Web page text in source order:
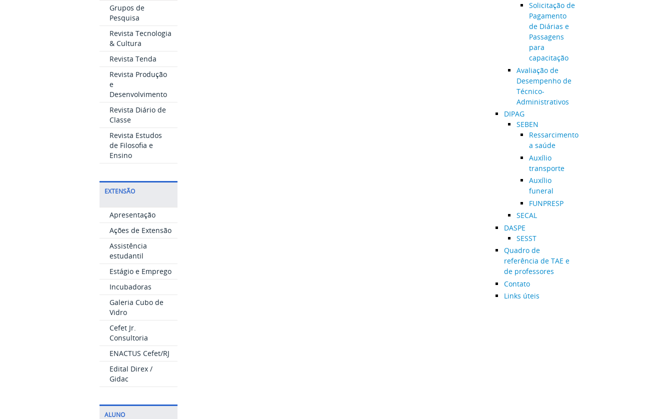
Grupos de
Pesquisa
Revista Tecnologia
& Cultura
Revista Tenda
Revista Produção
e
Desenvolvimento
Revista Diário de
Classe
Revista Estudos
de Filosofia e
Ensino
EXTENSÃO
Apresentação
Ações de Extensão
Assistência
estudantil
Estágio e Emprego
Incubadoras
Galeria Cubo de
Vidro
Cefet Jr.
Consultoria
ENACTUS Cefet/RJ
Edital Direx /
Gidac
ALUNO
Solicitação de
Pagamento
de Diárias e
Passagens
para
capacitação
Avaliação de
Desempenho de
Técnico-
Administrativos
DIPAG
SEBEN
Ressarcimento
a saúde
Auxílio
transporte
Auxílio
funeral
FUNPRESP
SECAL
DASPE
SESST
Quadro de
referência de TAE e
de professores
Contato
Links úteis